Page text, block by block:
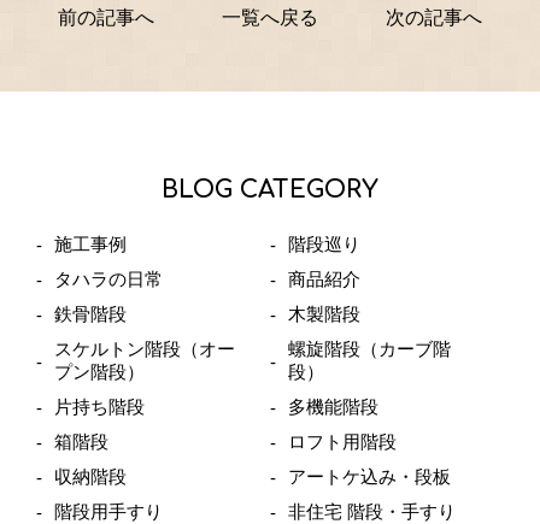
前の記事へ 一覧へ戻る 次の記事へ
BLOG CATEGORY
施工事例
階段巡り
タハラの日常
商品紹介
鉄骨階段
木製階段
スケルトン階段（オー
プン階段）
螺旋階段（カーブ階
段）
片持ち階段
多機能階段
箱階段
ロフト用階段
収納階段
アートケ込み・段板
階段用手すり
非住宅 階段・手すり